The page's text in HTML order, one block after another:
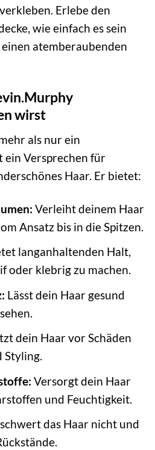
Erlebe den
wie einfach es sein
atemberaubenden
wirst
als nur ein
ein Versprechen für
Haar. Er bietet:
Verleiht deinem Haar
Ansatz bis in die Spitzen.
langanhaltenden Halt,
oder klebrig zu machen.
Lässt dein Haar gesund
dein Haar vor Schäden
Styling.
Versorgt dein Haar
und Feuchtigkeit.
das Haar nicht und